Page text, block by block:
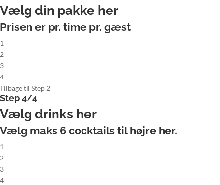
Vælg din pakke her
Prisen er pr. time pr. gæst
1
2
3
4
Tilbage til Step 2
Step 4/4
Vælg drinks her
Vælg maks 6cocktails til højre her.
1
2
3
4